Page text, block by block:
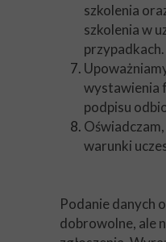
szkolenia
szkolenia w
przypadkach.
wystawienia
podpisu
warunki
Podanie danych
dobrowolne, ale